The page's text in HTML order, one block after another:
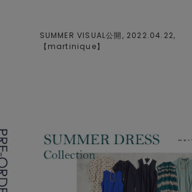
SUMMER VISUAL公開, 2022.04.22,
【 martinique】